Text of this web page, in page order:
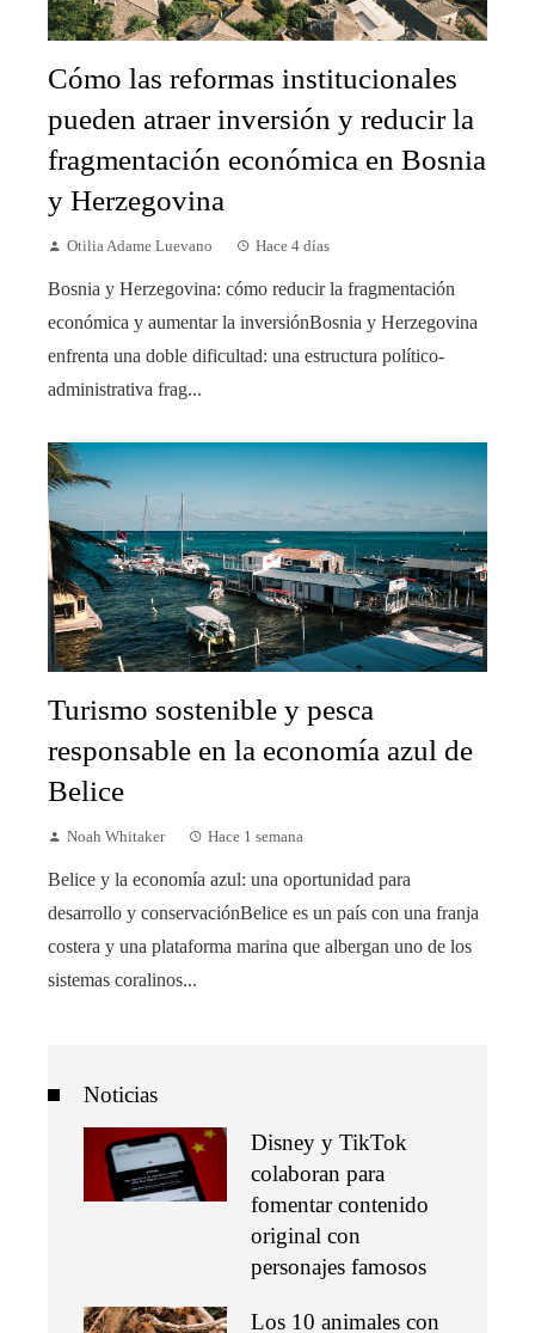
Cómo las reformas institucionales
pueden atraer inversión y reducir la
fragmentación económica en Bosnia
y Herzegovina
Otilia Adame Luevano Hace 4 días
Bosnia y Herzegovina: cómo reducir la fragmentación
económica y aumentar la inversiónBosnia y Herzegovina
enfrenta una doble dificultad: una estructura político-
administrativa frag...
Turismo sostenible y pesca
responsable en la economía azul de
Belice
Noah Whitaker Hace 1 semana
Belice y la economía azul: una oportunidad para
desarrollo y conservaciónBelice es un país con una franja
costera y una plataforma marina que albergan uno de los
sistemas coralinos...
Noticias
Disney y TikTok
colaboran para
fomentar contenido
original con
personajes famosos
Los 10 animales con